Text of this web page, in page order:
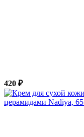
420 ₽